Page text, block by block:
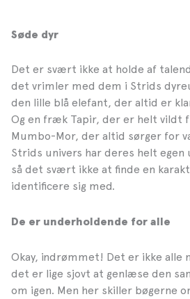
Søde dyr
Det er svært ikke at holde af
det vrimler med dem i Strids
den lille blå elefant, der altid er
Og en fræk Tapir, der er helt vildt
Mumbo-Mor, der altid sørger for
Strids univers har deres helt egen
så det svært ikke at finde en
identificere sig med.
De er underholdende for alle
Okay, indrømmet! Det er ikke alle
det er lige sjovt at genlæse den
om igen. Men her skiller bøgerne